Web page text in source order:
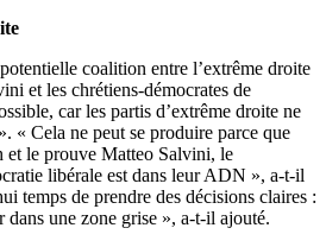
coalition entre l’extrême droite
et les chrétiens-démocrates de
car les partis d’extrême droite ne
« Cela ne peut se produire parce que
le prouve Matteo Salvini, le
libérale est dans leur ADN », a-t-il
temps de prendre des décisions claires :
dans une zone grise », a-t-il ajouté.